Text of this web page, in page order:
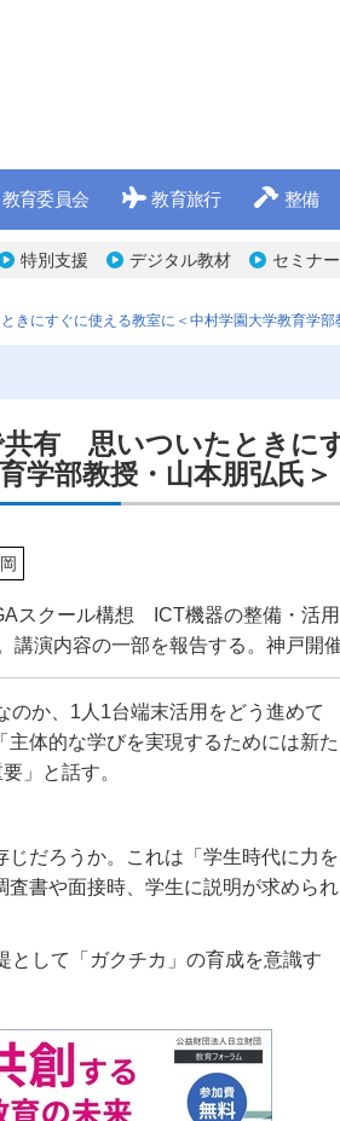
教育委員会 教育旅行 整備
特別支援 デジタル教材 セミナ
にすぐに使える教室に＜中村学園大学教育学部
共有 思いついたときに
学部教授・山本朋弘氏＞
スクール構想 ICT機器の整備・活
講演内容の一部を報告する。神戸開催
のか、 1 人 1台端末活用をどう進めて
体的な学びを実現するためには新た
」と話す。
じだろうか。これは「学生時代に力を
査書や面接時、学生に説明が求められ
として「ガクチカ」の育成を意識す